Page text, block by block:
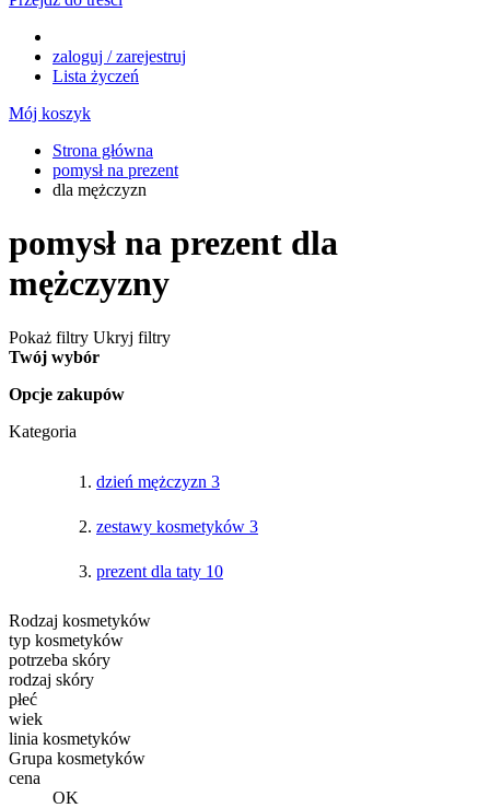
zaloguj / zarejestruj
Lista życzeń
Mój koszyk
Strona główna
pomysł na prezent
dla mężczyzn
pomysł na prezent dla
mężczyzny
Pokaż filtry Ukryj filtry
Twój wybór
Opcje zakupów
Kategoria
dzień mężczyzn 3
zestawy kosmetyków 3
prezent dla taty 10
Rodzaj kosmetyków
typ kosmetyków
potrzeba skóry
rodzaj skóry
płeć
wiek
linia kosmetyków
Grupa kosmetyków
cena
OK